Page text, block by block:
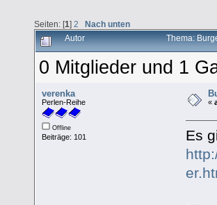
Seiten: [1] 2 Nach unten
Autor Thema:
0 Mitglieder und 1
verenka
Perlen-Reihe
Offline
Beiträge: 101
«
Es